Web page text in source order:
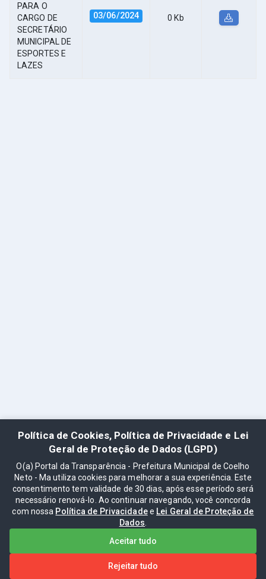
PARA O
CARGO DE
SECRETÁRIO
MUNICIPAL DE
ESPORTES E
LAZES
03/06/2024 0 Kb
Política de Cookies, Política de Privacidade e Lei
Geral de Proteção de Dados (LGPD)
O(a) Portal da Transparência - Prefeitura Municipal de Coelho
Neto - Ma utiliza cookies para melhorar a sua experiência. Este
consentimento tem validade de 30 dias, após esse período será
necessário renová-lo. Ao continuar navegando, você concorda
com nossa Política de Privacidadee Lei Geral de Proteção de
Dados
Aceitar tudo
Rejeitar tudo